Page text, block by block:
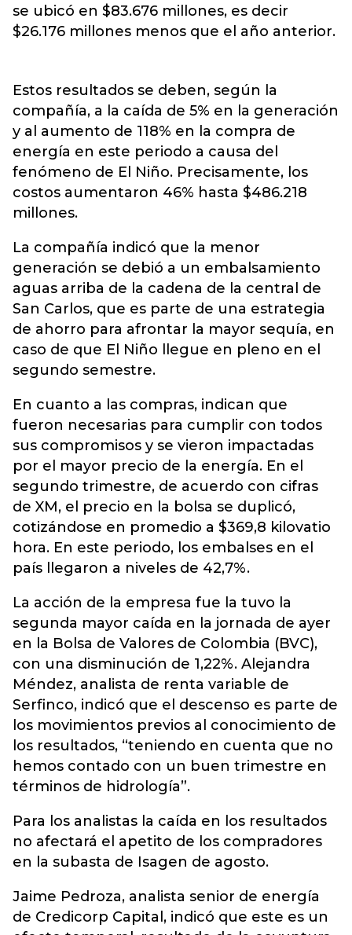
se ubicó en $83.676 millones, es decir
$26.176 millones menos que el año anterior.
Estos resultados se deben, según la
compañía, a la caída de 5% en la generación
y al aumento de 118% en la compra de
energía en este periodo a causa del
fenómeno de El Niño. Precisamente, los
costos aumentaron 46% hasta $486.218
millones.
La compañía indicó que la menor
generación se debió a un embalsamiento
aguas arriba de la cadena de la central de
San Carlos, que es parte de una estrategia
de ahorro para afrontar la mayor sequía, en
caso de que El Niño llegue en pleno en el
segundo semestre.
En cuanto a las compras, indican que
fueron necesarias para cumplir con todos
sus compromisos y se vieron impactadas
por el mayor precio de la energía. En el
segundo trimestre, de acuerdo con cifras
de XM, el precio en la bolsa se duplicó,
cotizándose en promedio a $369,8 kilovatio
hora. En este periodo, los embalses en el
país llegaron a niveles de 42,7%.
La acción de la empresa fue la tuvo la
segunda mayor caída en la jornada de ayer
en la Bolsa de Valores de Colombia (BVC),
con una disminución de 1,22%. Alejandra
Méndez, analista de renta variable de
Serfinco, indicó que el descenso es parte de
los movimientos previos al conocimiento de
los resultados, “teniendo en cuenta que no
hemos contado con un buen trimestre en
términos de hidrología”.
Para los analistas la caída en los resultados
no afectará el apetito de los compradores
en la subasta de Isagen de agosto.
Jaime Pedroza, analista senior de energía
de Credicorp Capital, indicó que este es un